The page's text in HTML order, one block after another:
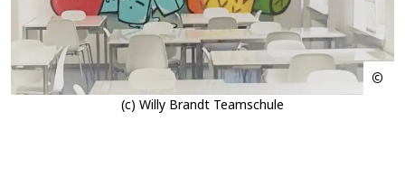
(c) Willy Brandt Teamschule